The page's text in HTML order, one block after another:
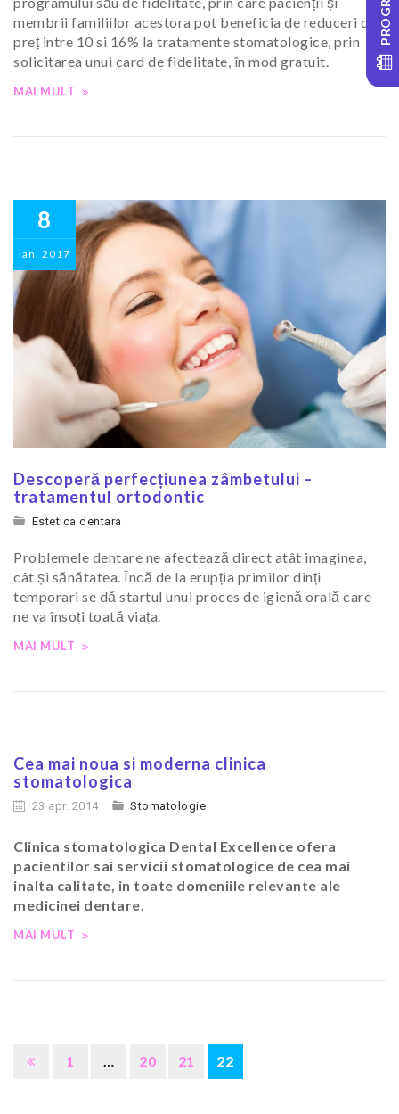
membrii familiilor acestora pot beneficia de reduceri de
preț intre 10 si 16% la tratamente stomatologice, prin
solicitarea unui card de fidelitate, în mod gratuit.
MAI MULT
8
ian. 2017
Descoperă perfecțiunea zâmbetului –
tratamentul ortodontic
Estetica dentara
Problemele dentare ne afectează direct atât imaginea,
cât și sănătatea. Încă de la erupția primilor dinți
temporari se dă startul unui proces de igienă orală care
ne va însoți toată viața.
MAI MULT
Cea mai noua si moderna clinica
stomatologica
23 apr. 2014 Stomatologie
Clinica stomatologica Dental Excellence ofera
pacientilor sai servicii stomatologice de cea mai
inalta calitate, in toate domeniile relevante ale
medicinei dentare.
MAI MULT
1 … 20 21 22